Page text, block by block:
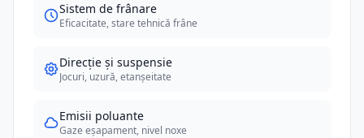
Sistem de frânare
Eficacitate, stare tehnică frâne
Direcție și suspensie
Jocuri, uzură, etanșeitate
Emisii poluante
Gaze eșapament, nivel noxe